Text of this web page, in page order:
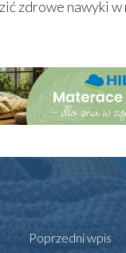
zdrowe nawyki
Poprzedni wpis